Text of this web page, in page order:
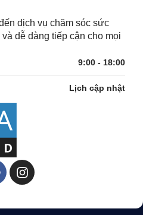
dịch vụ chăm sóc sức
dễ dàng tiếp cận cho mọi
9:00 - 18:00
Lịch cập nhật